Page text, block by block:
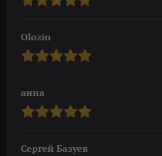
Olozin
анна
Сергей Базуев